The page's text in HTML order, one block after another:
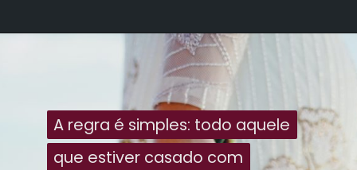
A regra é simples: todo aquele
que estiver casado com
A regra é simples: todo aquele
que estiver casado com